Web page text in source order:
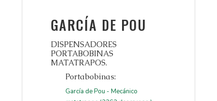
GARCÍA DE POU
DISPENSADORES
PORTABOBINAS
MATATRAPOS.
Portabobinas:
García de Pou - Mecánico